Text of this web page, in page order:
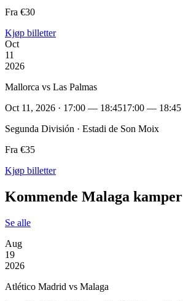
Fra €30
Kjøp billetter
Oct
11
2026
Mallorca vs Las Palmas
Oct 11, 2026 · 17:00 — 18:4517:00 — 18:45
Segunda División · Estadi de Son Moix
Fra €35
Kjøp billetter
Kommende Malaga kamper
Se alle
Aug
19
2026
Atlético Madrid vs Malaga